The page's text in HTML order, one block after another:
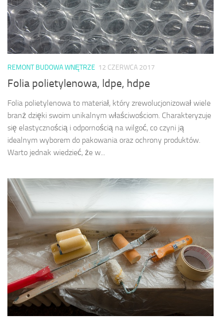
REMONT BUDOWA WNĘTRZE 12 CZERWCA 2017
Folia polietylenowa, ldpe, hdpe
Folia polietylenowa to materiał, który zrewolucjonizował wiele
branż dzięki swoim unikalnym właściwościom. Charakteryzuje
się elastycznością i odpornością na wilgoć, co czyni ją
idealnym wyborem do pakowania oraz ochrony produktów.
Warto jednak wiedzieć, że w...